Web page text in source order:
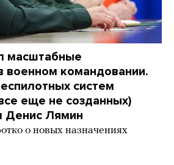
масштабные
военном командовании.
систем
еще не созданных)
Денис Лямин
о новых назначениях